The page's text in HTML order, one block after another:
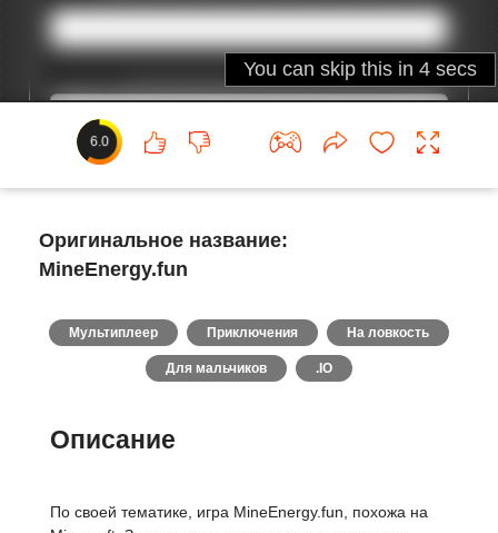
6.0
Оригинальное название:
MineEnergy.fun
Мультиплеер Приключения На ловкость
Для мальчиков .IO
Описание
По своей тематике, игра MineEnergy.fun, похожа на